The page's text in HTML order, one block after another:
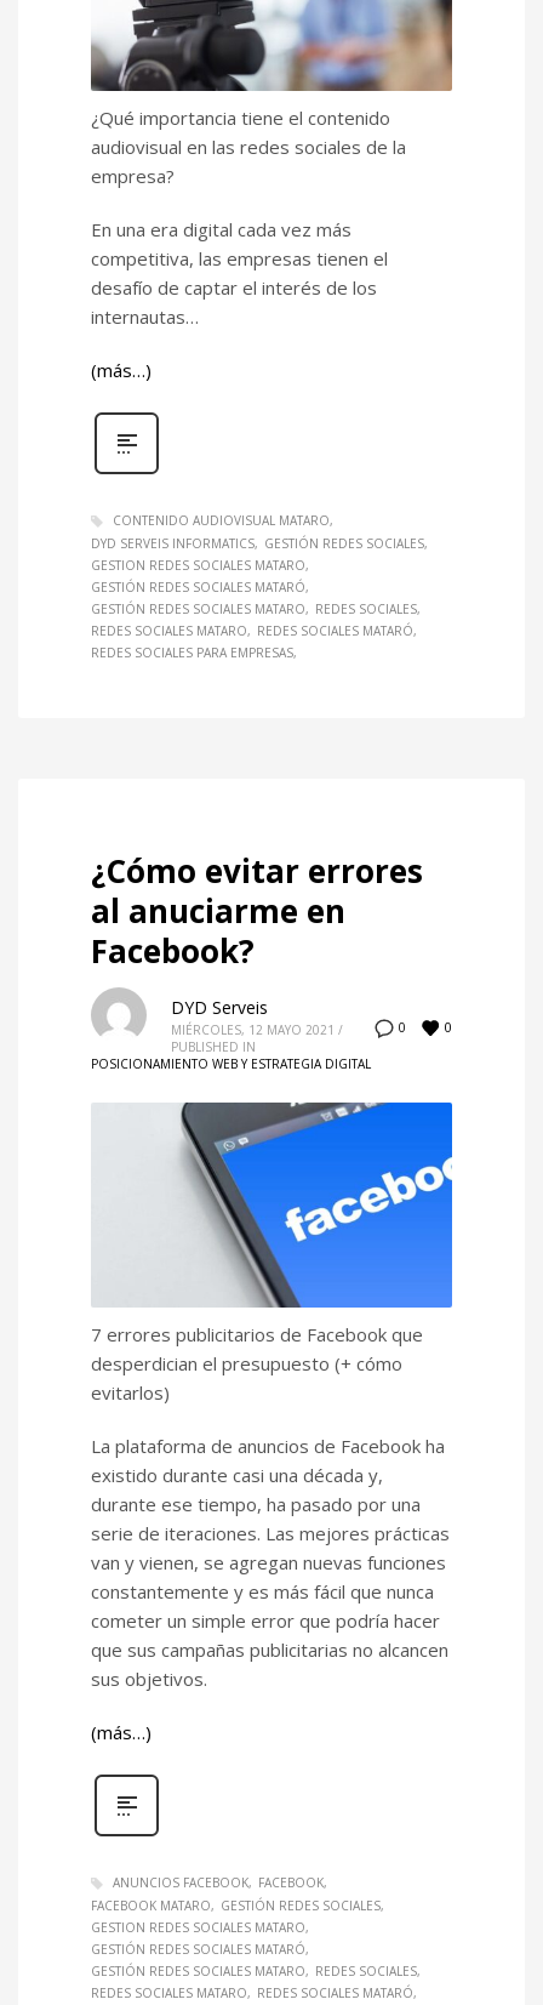
¿Qué importancia tiene el contenido
audiovisual en las redes sociales de la
empresa?
En una era digital cada vez más
competitiva, las empresas tienen el
desafío de captar el interés de los
internautas…
(más…)
CONTENIDO AUDIOVISUAL MATARO
DYD SERVEIS INFORMATICS
GESTIÓN REDES SOCIALES
GESTION REDES SOCIALES MATARO
GESTIÓN REDES SOCIALES MATARÓ
GESTIÓN REDES SOCIALES MATARO
REDES SOCIALES
REDES SOCIALES MATARO
REDES SOCIALES MATARÓ
REDES SOCIALES PARA EMPRESAS
¿Cómo evitar errores
al anuciarme en
Facebook?
0 0
DYD Serveis
MIÉRCOLES, 12 MAYO 2021 /
PUBLISHED IN
POSICIONAMIENTO WEB Y ESTRATEGIA DIGITAL
7 errores publicitarios de Facebook que
desperdician el presupuesto (+ cómo
evitarlos)
La plataforma de anuncios de Facebook ha
existido durante casi una década y,
durante ese tiempo, ha pasado por una
serie de iteraciones. Las mejores prácticas
van y vienen, se agregan nuevas funciones
constantemente y es más fácil que nunca
cometer un simple error que podría hacer
que sus campañas publicitarias no alcancen
sus objetivos.
(más…)
ANUNCIOS FACEBOOK
FACEBOOK
FACEBOOK MATARO
GESTIÓN REDES SOCIALES
GESTION REDES SOCIALES MATARO
GESTIÓN REDES SOCIALES MATARÓ
GESTIÓN REDES SOCIALES MATARO
REDES SOCIALES
REDES SOCIALES MATARO
REDES SOCIALES MATARÓ